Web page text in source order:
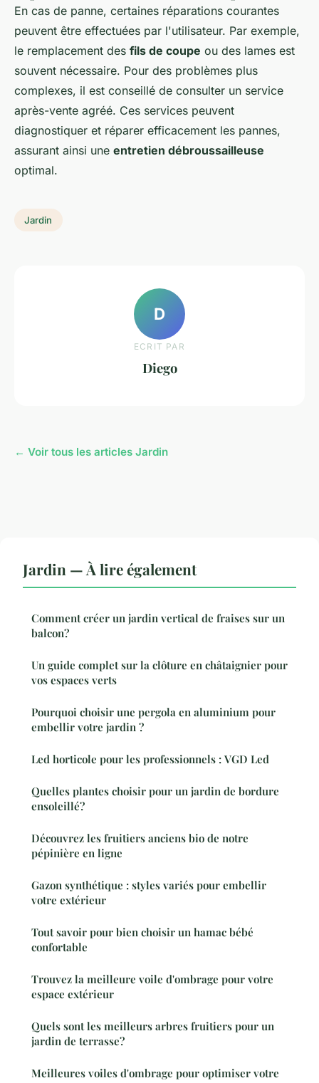
En cas de panne, certaines réparations courantes
peuvent être effectuées par l'utilisateur. Par exemple,
le remplacement des fils de coupe ou des lames est
souvent nécessaire. Pour des problèmes plus
complexes, il est conseillé de consulter un service
après-vente agréé. Ces services peuvent
diagnostiquer et réparer efficacement les pannes,
assurant ainsi une entretien débroussailleuse
optimal.
Jardin
D
ECRIT PAR
Diego
← Voir tous les articles Jardin
Jardin — À lire également
Comment créer un jardin vertical de fraises sur un
balcon?
Un guide complet sur la clôture en châtaignier pour
vos espaces verts
Pourquoi choisir une pergola en aluminium pour
embellir votre jardin ?
Led horticole pour les professionnels : VGD Led
Quelles plantes choisir pour un jardin de bordure
ensoleillé?
Découvrez les fruitiers anciens bio de notre
pépinière en ligne
Gazon synthétique : styles variés pour embellir
votre extérieur
Tout savoir pour bien choisir un hamac bébé
confortable
Trouvez la meilleure voile d'ombrage pour votre
espace extérieur
Quels sont les meilleurs arbres fruitiers pour un
jardin de terrasse?
Meilleures voiles d'ombrage pour optimiser votre